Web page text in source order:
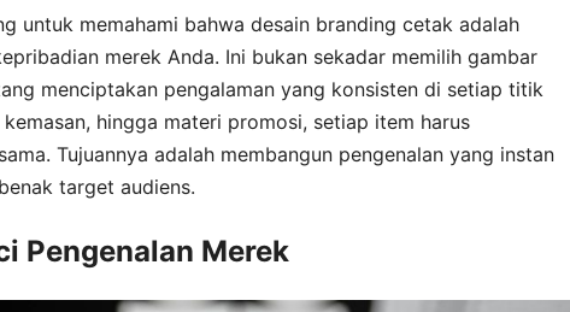
untuk memahami bahwa desain branding cetak adalah
merek Anda. Ini bukan sekadar memilih gambar
menciptakan pengalaman yang konsisten di setiap titik
hingga materi promosi, setiap item harus
Tujuannya adalah membangun pengenalan yang instan
target audiens.
Pengenalan Merek